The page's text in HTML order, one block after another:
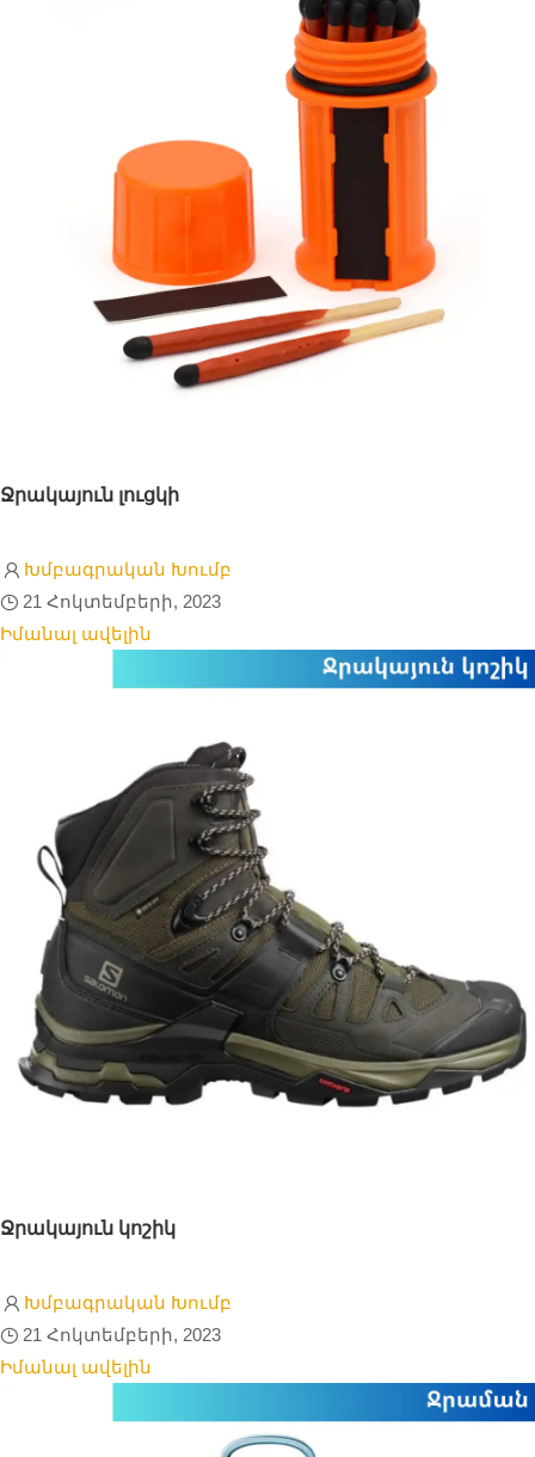
Ջրակայուն լուցկի
Խմբագրական Խումբ
21 Հոկտեմբերի, 2023
Իմանալ ավելին
Ջրակայուն կոշիկ
Խմբագրական Խումբ
21 Հոկտեմբերի, 2023
Իմանալ ավելին